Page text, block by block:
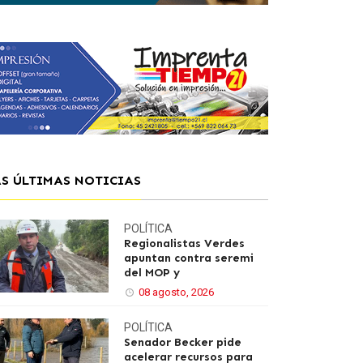
ÚLTIMAS NOTICIAS
POLÍTICA
Regionalistas Verdes
apuntan contra seremi
del MOP y
08 agosto, 2026
POLÍTICA
Senador Becker pide
acelerar recursos para